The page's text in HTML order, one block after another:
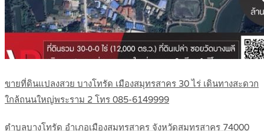
ขายที่ดินแปลงสวย บางโทรัด เมืองสมุทรสาคร 30 ไร่ เดินทางสะดวก
ใกล้ถนนใหญ่พระราม 2 โทร 085-6149999
ตำบลบางโทรัด อำเภอเมืองสมุทรสาคร จังหวัดสมุทรสาคร 74000